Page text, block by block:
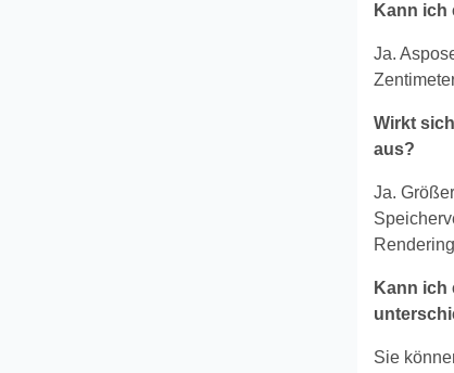
Kann ich
Ja.
Wirkt
aus?
Ja.
Kann ich
Sie